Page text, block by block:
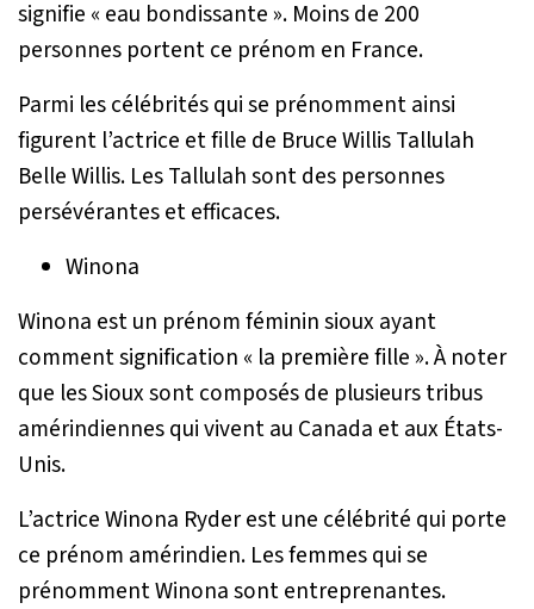
signifie « eau bondissante ». Moins de 200
personnes portent ce prénom en France.
Parmi les célébrités qui se prénomment ainsi
figurent l’actrice et fille de Bruce Willis Tallulah
Belle Willis. Les Tallulah sont des personnes
persévérantes et efficaces.
Winona
Winona est un prénom féminin sioux ayant
comment signification « la première fille ». À noter
que les Sioux sont composés de plusieurs tribus
amérindiennes qui vivent au Canada et aux États-
Unis.
L’actrice Winona Ryder est une célébrité qui porte
ce prénom amérindien. Les femmes qui se
prénomment Winona sont entreprenantes.